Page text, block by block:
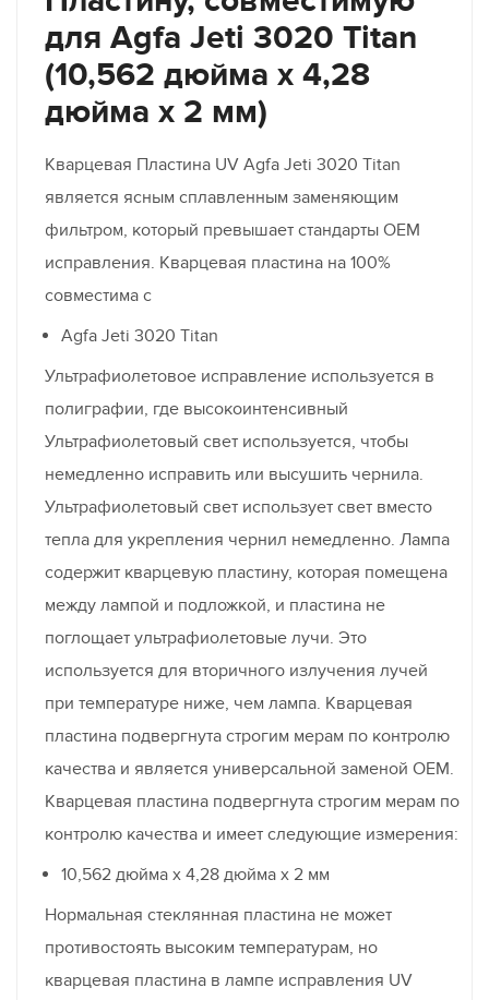
для Agfa Jeti 3020 Titan
(10,562 дюйма x 4,28
дюйма x 2 мм)
Кварцевая Пластина UV Agfa Jeti 3020 Titan
является ясным сплавленным заменяющим
фильтром, который превышает стандарты OEM
исправления. Кварцевая пластина на 100%
совместима с
Agfa Jeti 3020 Titan
Ультрафиолетовое исправление используется в
полиграфии, где высокоинтенсивный
Ультрафиолетовый свет используется, чтобы
немедленно исправить или высушить чернила.
Ультрафиолетовый свет использует свет вместо
тепла для укрепления чернил немедленно. Лампа
содержит кварцевую пластину, которая помещена
между лампой и подложкой, и пластина не
поглощает ультрафиолетовые лучи. Это
используется для вторичного излучения лучей
при температуре ниже, чем лампа. Кварцевая
пластина подвергнута строгим мерам по контролю
качества и является универсальной заменой OEM.
Кварцевая пластина подвергнута строгим мерам по
контролю качества и имеет следующие измерения:
10,562 дюйма x 4,28 дюйма x 2 мм
Нормальная стеклянная пластина не может
противостоять высоким температурам, но
кварцевая пластина в лампе исправления UV